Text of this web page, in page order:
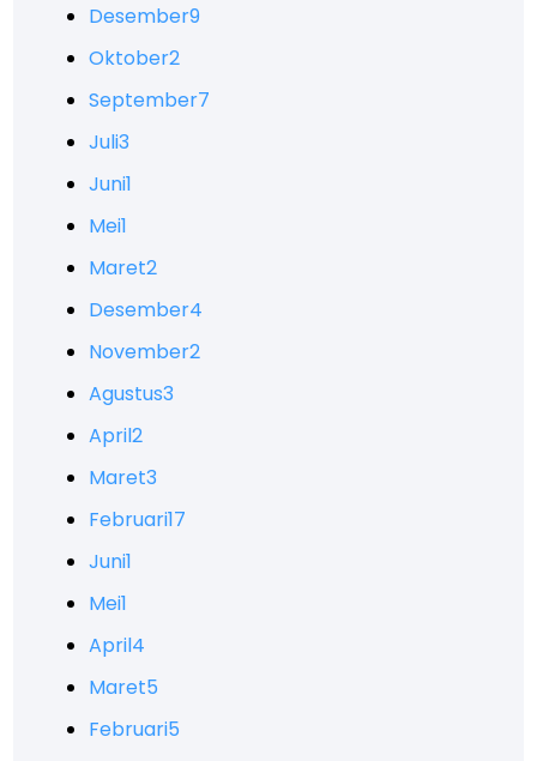
Desember9
Oktober2
September7
Juli3
Juni1
Mei1
Maret2
Desember4
November2
Agustus3
April2
Maret3
Februari17
Juni1
Mei1
April4
Maret5
Februari5